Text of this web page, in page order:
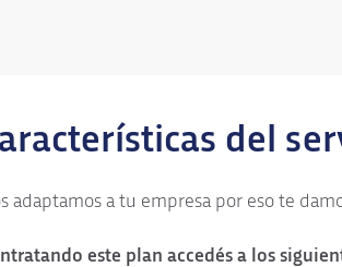
del
adaptamos a tu empresa por eso te
este plan accedés a los